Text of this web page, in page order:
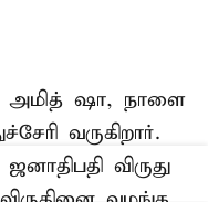
அமித் ஷா, நாளை
வருகிறார்.
விருது